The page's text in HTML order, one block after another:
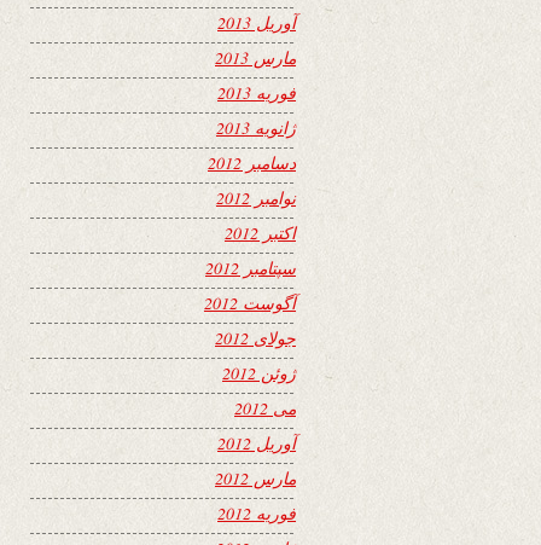
آوریل 2013
مارس 2013
فوریه 2013
ژانویه 2013
دسامبر 2012
نوامبر 2012
اکتبر 2012
سپتامبر 2012
آگوست 2012
جولای 2012
ژوئن 2012
می 2012
آوریل 2012
مارس 2012
فوریه 2012